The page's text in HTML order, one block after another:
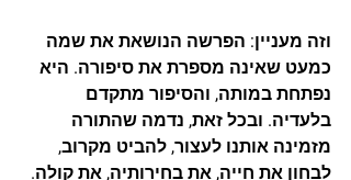
וזה מעניין: הפרשה הנושאת את שמה
כמעט שאינה מספרת את סיפורה. היא
נפתחת במותה, והסיפור מתקדם
בלעדיה. ובכל זאת, נדמה שהתורה
מזמינה אותנו לעצור, להביט מקרוב,
לבחון את חייה, את בחירותיה, את קולה.